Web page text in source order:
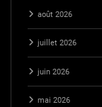
août 2026
juillet 2026
juin 2026
mai 2026